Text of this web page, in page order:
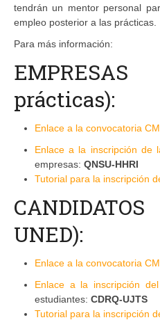
tendrán un mentor personal
empleo posterior a las prácticas.
Para más información:
prácticas):
Enlace a la convocatoria
Enlace a la inscripción de
empresas: QNSU-HHRI
Tutorial para la inscripción
UNED):
Enlace a la convocatoria
Enlace a la inscripción del
estudiantes: CDRQ-UJTS
Tutorial para la inscripción